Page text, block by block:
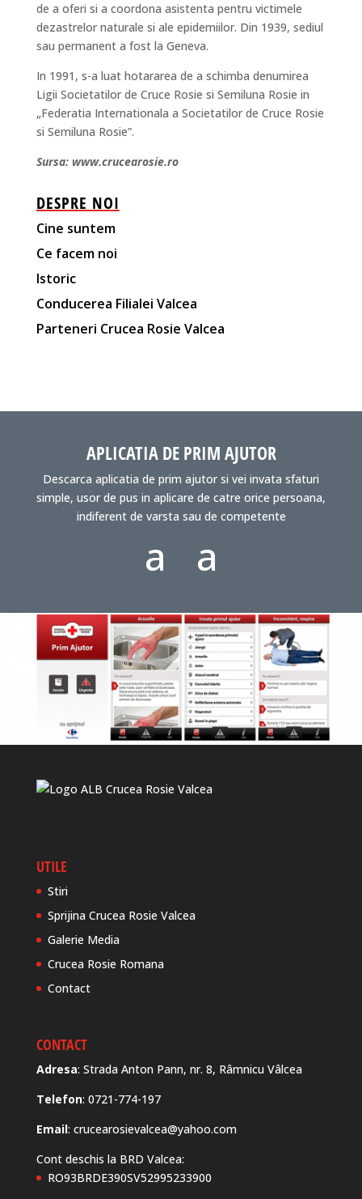
de a oferi si a coordona asistenta pentru victimele
dezastrelor naturale si ale epidemiilor. Din 1939, sediul
sau permanent a fost la Geneva.
In 1991, s-a luat hotararea de a schimba denumirea
Ligii Societatilor de Cruce Rosie si Semiluna Rosie in
„Federatia Internationala a Societatilor de Cruce Rosie
si Semiluna Rosie”.
Sursa: www.crucearosie.ro
DESPRE NOI
Cine suntem
Ce facem noi
Istoric
Conducerea Filialei Valcea
Parteneri Crucea Rosie Valcea
APLICATIA DE PRIM AJUTOR
Descarca aplicatia de prim ajutor si vei invata sfaturi
simple, usor de pus in aplicare de catre orice persoana,
indiferent de varsta sau de competente
a
d
r
oi
d
ic
a
pl
e
ic
o
n
UTILE
Stiri
Sprijina Crucea Rosie Valcea
Galerie Media
Crucea Rosie Romana
Contact
CONTACT
Adresa: Strada Anton Pann, nr. 8, Râmnicu Vâlcea
Telefon: 0721-774-197
Email: crucearosievalcea@yahoo.com
Cont deschis la BRD Valcea:
RO93BRDE390SV52995233900